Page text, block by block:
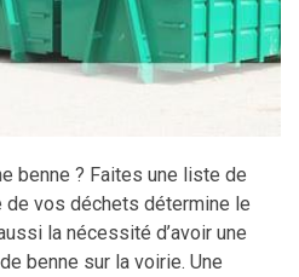
benne ? Faites une liste de
de vos déchets détermine le
la nécessité d’avoir une
benne sur la voirie. Une